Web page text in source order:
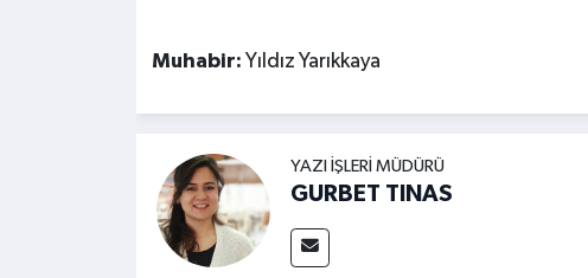
Muhabir: Yıldız Yarıkkaya
YAZI İŞLERI MÜDÜRÜ
GURBET TINAS